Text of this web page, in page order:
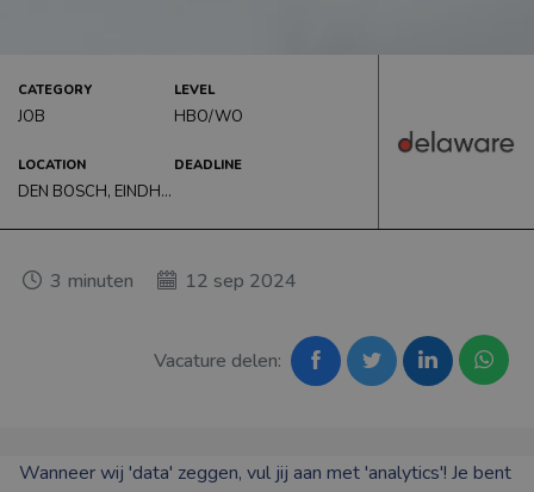
CATEGORY
JOB
LEVEL
HBO/WO
LOCATION
DEN BOSCH, EINDHOVEN, NAARDEN
DEADLINE
3 minuten 12 sep 2024
Vacature delen:
Wanneer wij 'data' zeggen, vul jij aan met 'analytics'! Je bent